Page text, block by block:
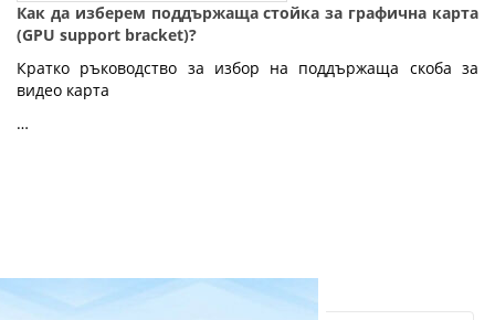
Как да изберем поддържаща стойка за графична карта
(GPU support bracket)?
Кратко ръководство за избор на поддържаща скоба за
видео карта
…
Fly.bg